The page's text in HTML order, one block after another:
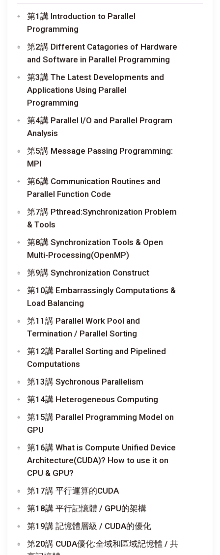
第1講 Introduction to Parallel
Programming
第2講 Different Catagories of Hardware
and Software in Parallel Programming
第3講 The Latest Developments and
Applications Using Parallel
Programming
第4講 Parallel I/O and Parallel Program
Analysis
第5講 Message Passing Programming:
MPI
第6講 Communication Routines and
Parallel Function Code
第7講 Pthread:Synchronization Problem
& Tools
第8講 Synchronization Tools & Open
Multi-Processing(OpenMP)
第9講 Synchronization Construct
第10講 Embarrassingly Computations &
Load Balancing
第11講 Parallel Work Pool and
Termination / Parallel Sorting
第12講 Parallel Sorting and Pipelined
Computations
第13講 Sychronous Parallelism
第14講 Heterogeneous Computing
第15講 Parallel Programming Model on
GPU
第16講 What is Compute Unified Device
Architecture(CUDA)? How to use it on
CPU & GPU?
第17講 平行運算的CUDA
第18講 平行記憶體 / GPU的架構
第19講 記憶體層級 / CUDA的優化
第20講 CUDA優化:全域和區域記憶體 / 共